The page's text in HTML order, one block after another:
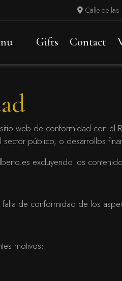
Calle de
Gifts Contact
web de conformidad con
público, o desarrollos
excluyendo los
de conformidad de los
motivos: